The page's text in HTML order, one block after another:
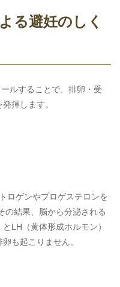
る避妊のしく
ルすることで、排卵・受
揮します。
ロゲンやプロゲステロンを
の結果、脳から分泌される
LH（黄体形成ホルモン）
も起こりません。